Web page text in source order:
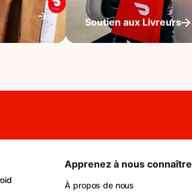
Soutien aux Livreurs
Apprenez à nous connaître
À propos de nous